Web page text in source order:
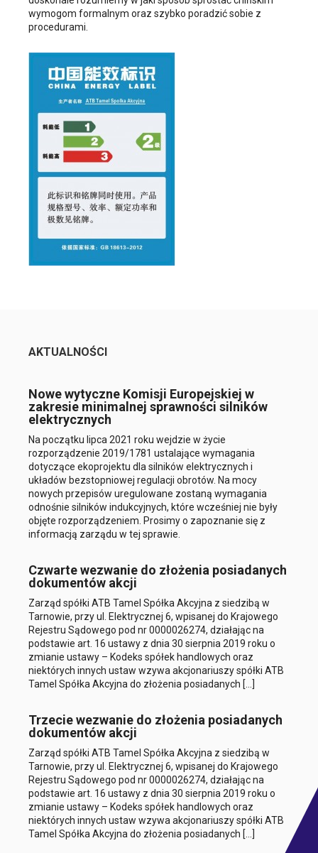
wymogom formalnym oraz szybko poradzić sobie z
procedurami.
AKTUALNOŚCI
Nowe wytyczne Komisji Europejskiej w
zakresie minimalnej sprawności silników
elektrycznych
Na początku lipca 2021 roku wejdzie w życie
rozporządzenie 2019/1781 ustalające wymagania
dotyczące ekoprojektu dla silników elektrycznych i
układów bezstopniowej regulacji obrotów. Na mocy
nowych przepisów uregulowane zostaną wymagania
odnośnie silników indukcyjnych, które wcześniej nie były
objęte rozporządzeniem. Prosimy o zapoznanie się z
informacją zarządu w tej sprawie.
Czwarte wezwanie do złożenia posiadanych
dokumentów akcji
Zarząd spółki ATB Tamel Spółka Akcyjna z siedzibą w
Tarnowie, przy ul. Elektrycznej 6, wpisanej do Krajowego
Rejestru Sądowego pod nr 0000026274, działając na
podstawie art. 16 ustawy z dnia 30 sierpnia 2019 roku o
zmianie ustawy – Kodeks spółek handlowych oraz
niektórych innych ustaw wzywa akcjonariuszy spółki ATB
Tamel Spółka Akcyjna do złożenia posiadanych […]
Trzecie wezwanie do złożenia posiadanych
dokumentów akcji
Zarząd spółki ATB Tamel Spółka Akcyjna z siedzibą w
Tarnowie, przy ul. Elektrycznej 6, wpisanej do Krajowego
Rejestru Sądowego pod nr 0000026274, działając na
podstawie art. 16 ustawy z dnia 30 sierpnia 2019 roku o
zmianie ustawy – Kodeks spółek handlowych oraz
niektórych innych ustaw wzywa akcjonariuszy spółki ATB
Tamel Spółka Akcyjna do złożenia posiadanych […]